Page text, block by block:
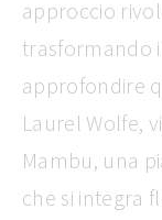
approccio
trasformando
approfondire
Laurel Wolfe,
Mambu, una
che si integra